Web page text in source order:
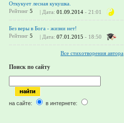
Откукует лесная кукушка.
Рейтинг 5 | Дата: 01.09.2014 - 21:01
Без веры в Бога - жизни нет!
Рейтинг 5 | Дата: 07.01.2015 - 18:50
Все стихотворения автора
Поиск по сайту
на сайте: в интернете: